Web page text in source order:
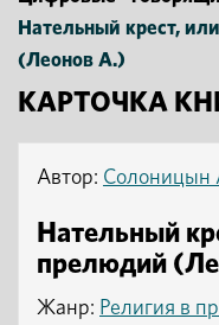
Нательный крест,
(Леонов А.)
КАРТОЧКА
Автор: Солоницын
Нательный
прелюдий
Жанр: Религия в